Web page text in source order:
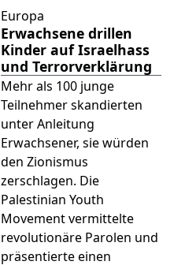
Europa
Erwachsene drillen
Kinder auf Israelhass
und Terrorverklärung
Mehr als 100 junge
Teilnehmer skandierten
unter Anleitung
Erwachsener, sie würden
den Zionismus
zerschlagen. Die
Palestinian Youth
Movement vermittelte
revolutionäre Parolen und
präsentierte einen